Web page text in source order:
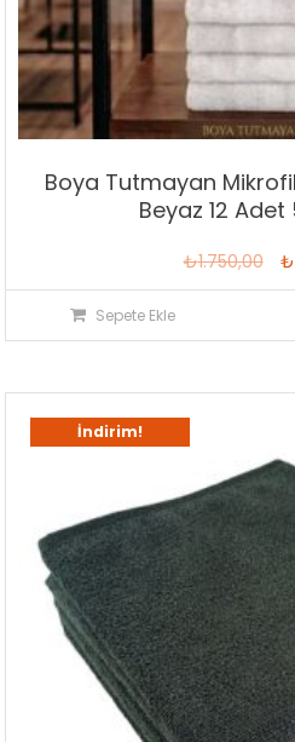
Boya Tutmayan
Beyaz 12
₺1.750,00 ₺
Sepete Ekle
İndirim!